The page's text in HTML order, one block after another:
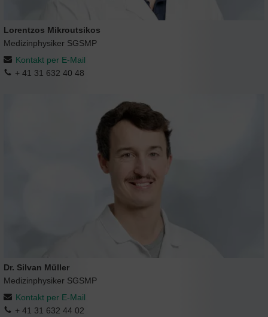
Lorentzos Mikroutsikos
Medizinphysiker SGSMP
Kontakt per E-Mail
+ 41 31 632 40 48
Dr. Silvan Müller
Medizinphysiker SGSMP
Kontakt per E-Mail
+ 41 31 632 44 02